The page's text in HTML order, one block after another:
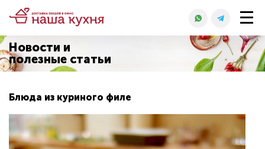
Новости и
полезные статьи
Блюда из куриного филе